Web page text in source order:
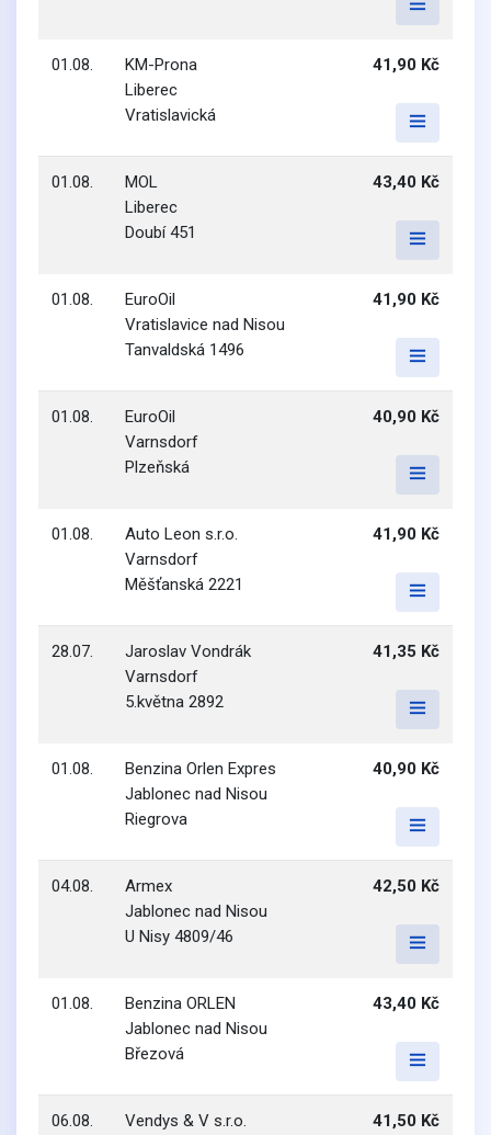
01.08.
KM-Prona
Liberec
Vratislavická
41,90 Kč
01.08.
MOL
Liberec
Doubí 451
43,40 Kč
01.08.
EuroOil
Vratislavice nad Nisou
Tanvaldská 1496
41,90 Kč
01.08.
EuroOil
Varnsdorf
Plzeňská
40,90 Kč
01.08.
Auto Leon s.r.o.
Varnsdorf
Měšťanská 2221
41,90 Kč
28.07.
Jaroslav Vondrák
Varnsdorf
5.května 2892
41,35 Kč
01.08.
Benzina Orlen Expres
Jablonec nad Nisou
Riegrova
40,90 Kč
04.08.
Armex
Jablonec nad Nisou
U Nisy 4809/46
42,50 Kč
01.08.
Benzina ORLEN
Jablonec nad Nisou
Březová
43,40 Kč
06.08.
Vendys & V s.r.o.
41,50 Kč